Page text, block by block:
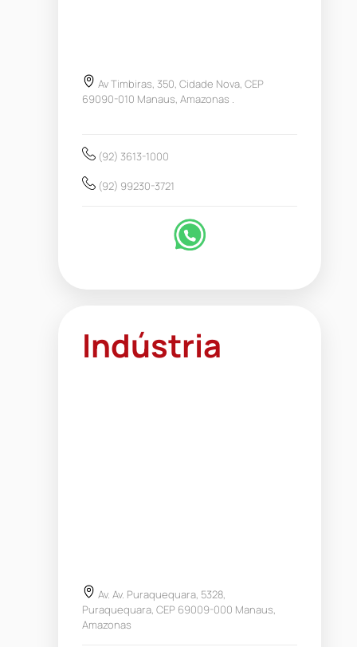
Av Timbiras, 350, Cidade Nova, CEP
69090-010 Manaus, Amazonas .
(92) 3613-1000
(92) 99230-3721
Indústria
Av. Av. Puraquequara, 5328,
Puraquequara, CEP 69009-000 Manaus,
Amazonas